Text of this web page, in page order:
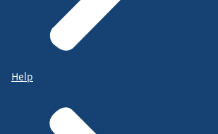
Help